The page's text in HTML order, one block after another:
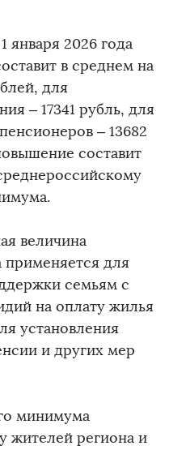
января 2026 года
в среднем на
для
– 17341 рубль, для
– 13682
составит
величина
для
семьям с
на оплату жилья
установления
и других мер
минимума
жителей региона и